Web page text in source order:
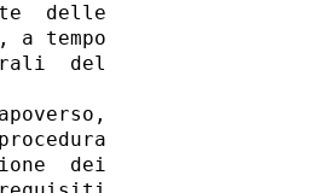
delle
tempo
del
dei